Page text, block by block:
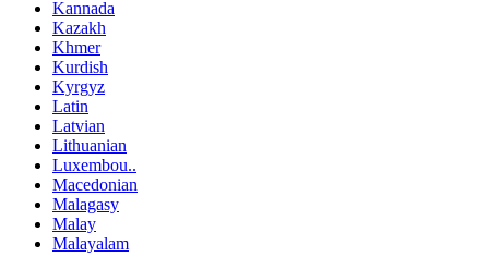
Kannada
Kazakh
Khmer
Kurdish
Kyrgyz
Latin
Latvian
Lithuanian
Luxembou..
Macedonian
Malagasy
Malay
Malayalam